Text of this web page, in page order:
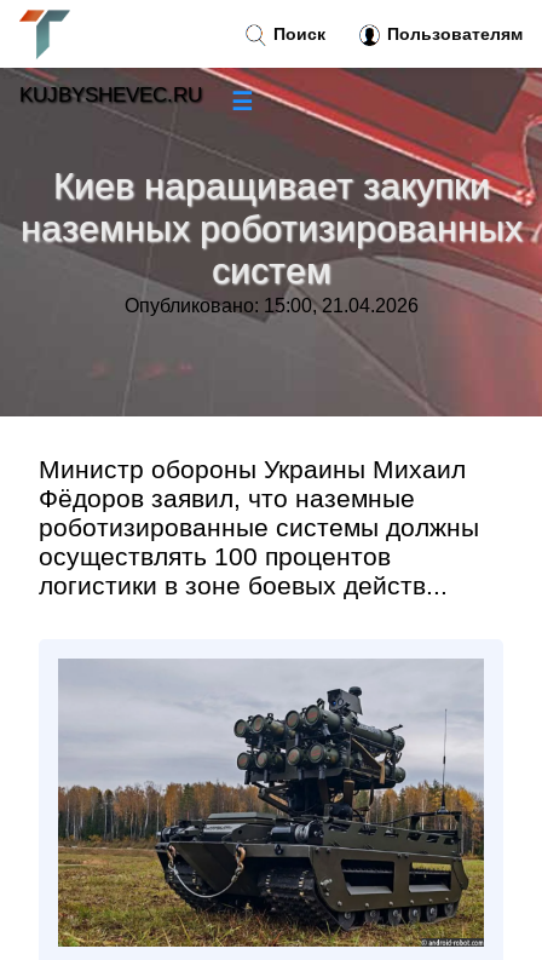
Киев наращивает закупки
наземных роботизированных
систем
Опубликовано: 15:00, 21.04.2026
Министр обороны Украины Михаил
Фёдоров заявил, что наземные
роботизированные системы должны
осуществлять 100 процентов
логистики в зоне боевых действ...
Поиск Пользователям
KUJBYSHEVEC.RU ☰
Новости»
Тренды новостей»
Рубрики»
Контакт»